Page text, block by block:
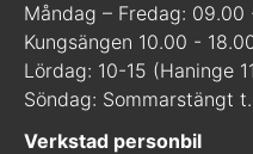
Måndag – Fredag: 09.00
Kungsängen 10.00 -
Lördag: 10-15 (Haninge
Söndag: Sommarstängt
Verkstad personbil